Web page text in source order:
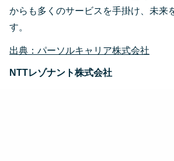
からも多くのサービスを手掛け、未来
す。
出典：パーソルキャリア株式会社
NTTレゾナント株式会社